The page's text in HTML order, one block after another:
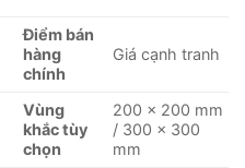
Điểm bán
hàng
chính
Giá cạnh tranh
Vùng
khắc tùy
chọn
200 × 200 mm
/ 300 × 300
mm